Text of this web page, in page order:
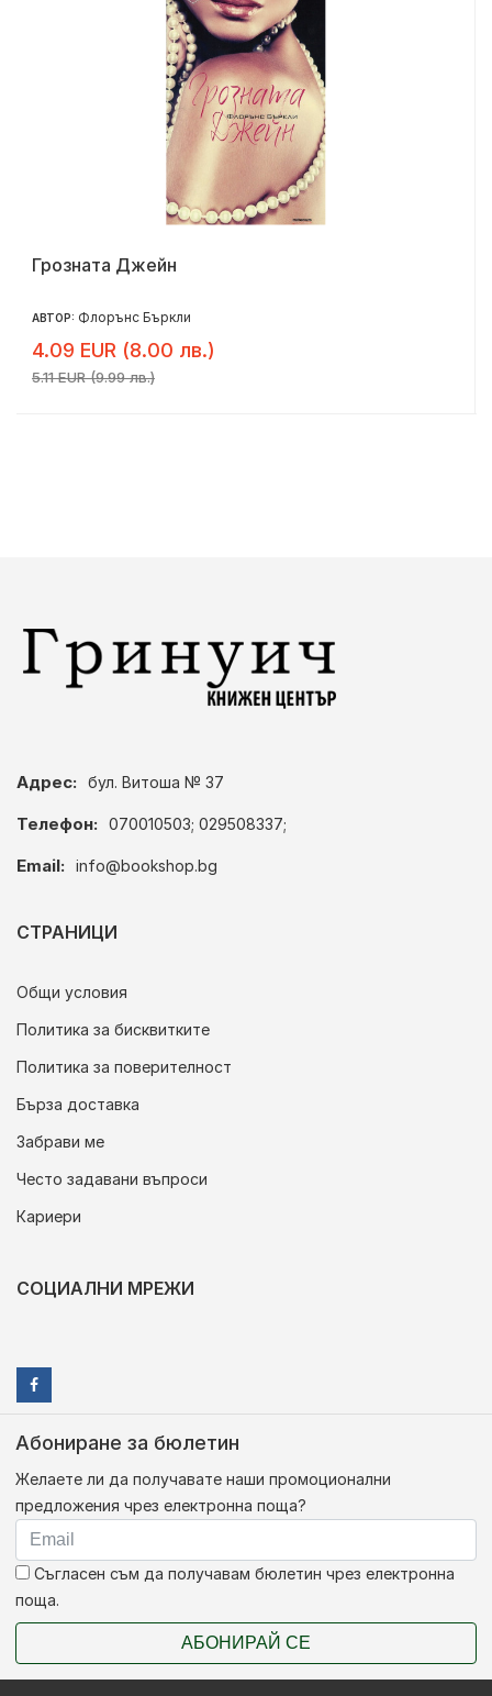
Грозната Джейн
АВТОР: Флорънс Бъркли
4.09 EUR (8.00 лв.)
5.11 EUR (9.99 лв.)
Адрес: бул. Витоша № 37
Телефон: 070010503; 029508337;
Email: info@bookshop.bg
СТРАНИЦИ
Общи условия
Политика за бисквитките
Политика за поверителност
Бърза доставка
Забрави ме
Често задавани въпроси
Кариери
СОЦИАЛНИ МРЕЖИ
Абониране за бюлетин
Желаете ли да получавате наши промоционални
предложения чрез електронна поща?
Съгласен съм да получавам бюлетин чрез електронна
поща.
АБОНИРАЙ СЕ